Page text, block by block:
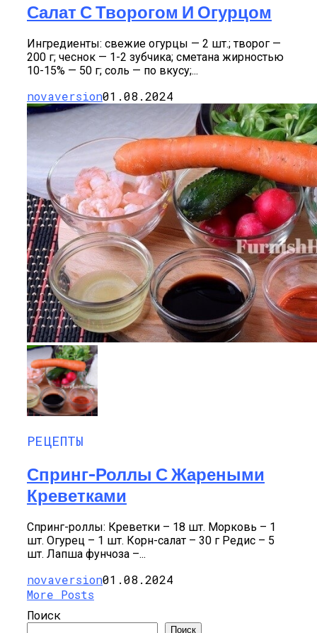
Салат С Творогом И Огурцом
Ингредиенты: свежие огурцы — 2 шт.; творог —
200 г; чеснок — 1-2 зубчика; сметана жирностью
10-15% — 50 г; соль — по вкусу;...
novaversion01.08.2024
РЕЦЕПТЫ
Спринг-Роллы С Жареными
Креветками
Спринг-роллы: Креветки – 18 шт. Морковь – 1
шт. Огурец – 1 шт. Корн-салат – 30 г Редис – 5
шт. Лапша фунчоза –...
novaversion01.08.2024
More Posts
Поиск
Поиск